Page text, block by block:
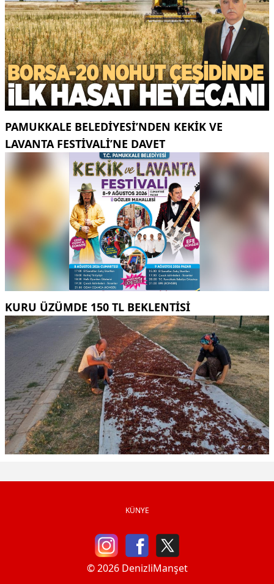
PAMUKKALE BELEDIYESI’NDEN KEKIK VE
LAVANTA FESTIVALI’NE DAVET
KURU ÜZÜMDE 150 TL BEKLENTISI
KÜNYE
© 2026 DenizliManşet